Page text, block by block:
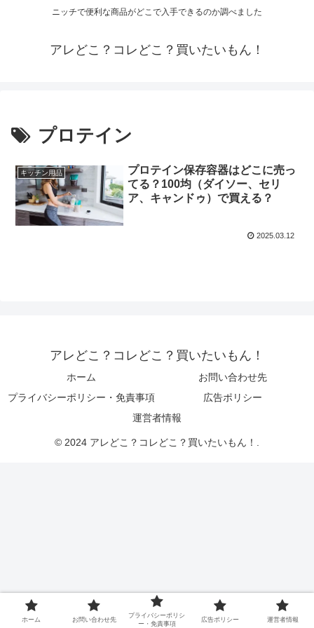
ニッチで便利な商品がどこで入手できるのか調べました
アレどこ？コレどこ？買いたいもん！
プロテイン
キッチン用品
プロテイン保存容器はどこに売っ
てる？100均（ダイソー、セリ
ア、キャンドゥ）で買える？
2025.03.12
アレどこ？コレどこ？買いたいもん！
ホーム
お問い合わせ先
プライバシーポリシー・免責事項
広告ポリシー
運営者情報
© 2024 アレどこ？コレどこ？買いたいもん！.
ホーム お問い合わせ先
プライバシーポリシ
ー・免責事項
広告ポリシー 運営者情報